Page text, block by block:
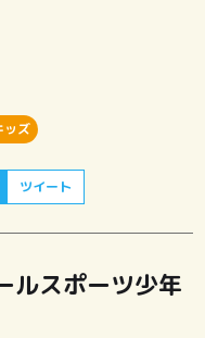
ッズ
ツイート
ルスポーツ少年